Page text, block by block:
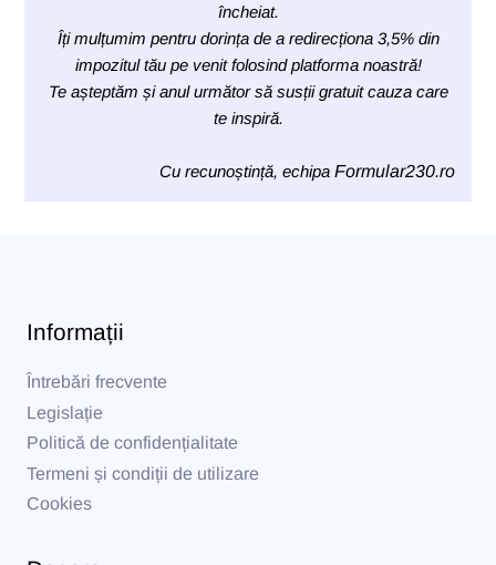
încheiat.
Îți mulțumim pentru dorința de a redirecționa 3,5% din
impozitul tău pe venit folosind platforma noastră!
Te așteptăm și anul următor să susții gratuit cauza care
te inspiră.
Cu recunoștință, echipa Formular230.ro
Informații
Întrebări frecvente
Legislație
Politică de confidențialitate
Termeni și condiții de utilizare
Cookies